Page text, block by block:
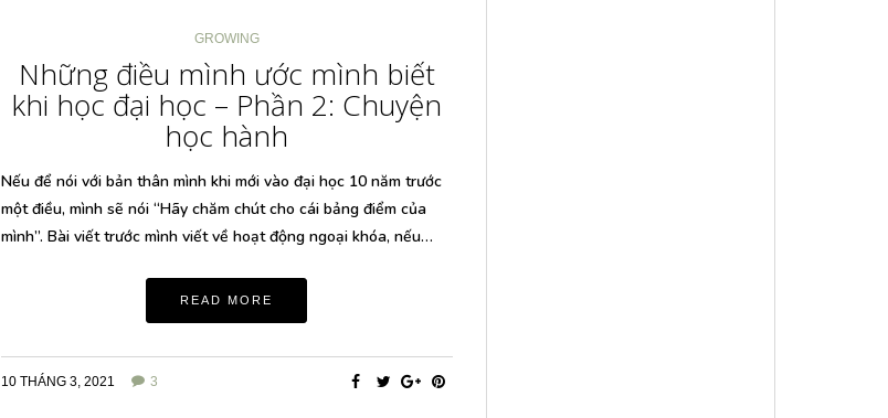
GROWING
Những điều mình ước mình biết
khi học đại học – Phần 2: Chuyện
học hành
Nếu để nói với bản thân mình khi mới vào đại học 10 năm trước
một điều, mình sẽ nói “Hãy chăm chút cho cái bảng điểm của
mình”. Bài viết trước mình viết về hoạt động ngoại khóa, nếu…
READ MORE
10 THÁNG 3, 2021 3